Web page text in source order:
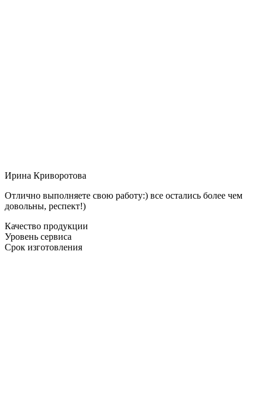
Ирина Криворотова
Отлично выполняете свою работу:) все остались более чем
довольны, респект!)
Качество продукции
Уровень сервиса
Срок изготовления